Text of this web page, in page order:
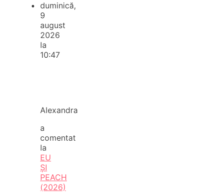
duminică,
9
august
2026
la
10:47
Alexandra
a
comentat
la
EU
ȘI
PEACH
(2026)